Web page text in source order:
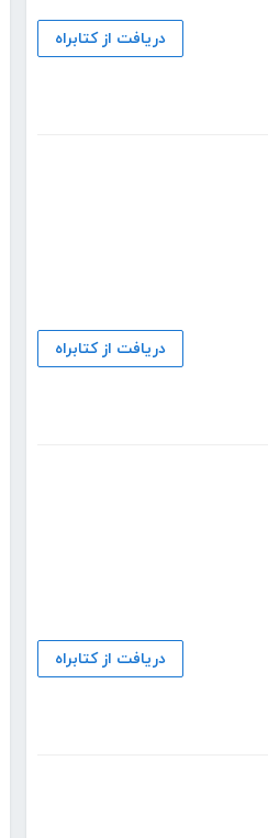
دریافت از کتابراه
دریافت از کتابراه
دریافت از کتابراه